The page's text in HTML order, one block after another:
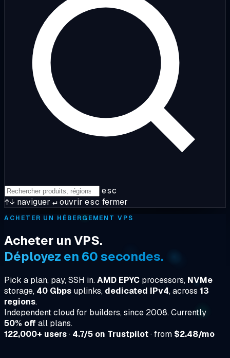
esc
↑↓ naviguer ↵ouvrir esc fermer
ACHETER UN HÉBERGEMENT VPS
Acheter un VPS.
Déployez en 60 secondes.
Pick a plan, pay, SSH in.AMD EPYC processors, NVMe
storage, 40 Gbps uplinks, dedicated IPv4, across 13
regions.
Independent cloud for builders, since 2008. Currently
50% off all plans.
122,000+ users· 4.7/5 on Trustpilot· from $2.48/mo